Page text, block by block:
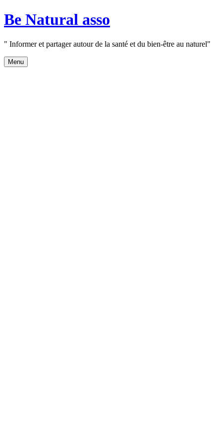
Aller
au
Be Natural asso
" Informer et partager autour de la santé et du bien-être au naturel"
Menu